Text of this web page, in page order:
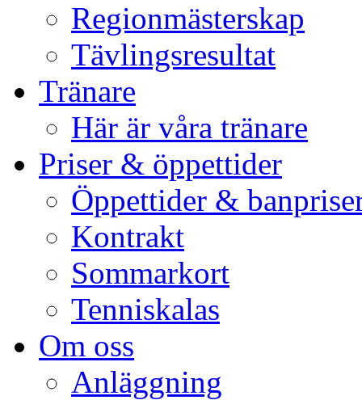
Regionmästerskap
Tävlingsresultat
Tränare
Här är våra tränare
Priser & öppettider
Öppettider &
Kontrakt
Sommarkort
Tenniskalas
Om oss
Anläggning